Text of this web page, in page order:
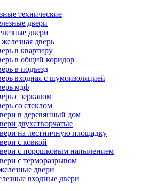
технические
двери
двери
дверь
в квартиру
в общий коридор
в подъезд
входная с шумоизоляцией
мдф
с зеркалом
со стеклом
в деревянный дом
двухстворчатые
на лестничную площадку
с ковкой
с порошковым напылением
с терморазрывом
двери
входные двери